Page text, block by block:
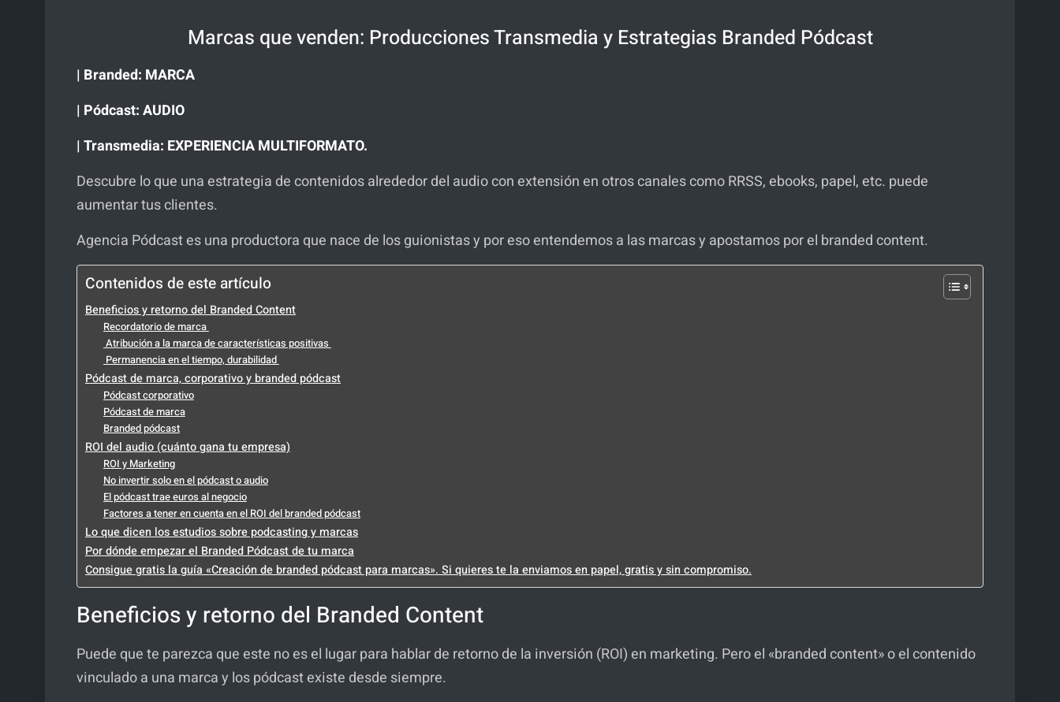
Marcas que venden: Producciones Transmedia y Estrategias Branded Pódcast
| Branded: MARCA
| Pódcast: AUDIO
| Transmedia: EXPERIENCIA MULTIFORMATO.
Descubre lo que una estrategia de contenidos alrededor del audio con extensión en otros canales como RRSS, ebooks, papel, etc. puede
aumentar tus clientes.
Agencia Pódcast es una productora que nace de los guionistas y por eso entendemos a las marcas y apostamos por el branded content.
Contenidos de este artículo
Beneficios y retorno del Branded Content
Recordatorio de marca
Atribución a la marca de características positivas
Permanencia en el tiempo, durabilidad
Pódcast de marca, corporativo y branded pódcast
Pódcast corporativo
Pódcast de marca
Branded pódcast
ROI del audio (cuánto gana tu empresa)
ROI y Marketing
No invertir solo en el pódcast o audio
El pódcast trae euros al negocio
Factores a tener en cuenta en el ROI del branded pódcast
Lo que dicen los estudios sobre podcasting y marcas
Por dónde empezar el Branded Pódcast de tu marca
Consigue gratis la guía «Creación de branded pódcast para marcas». Si quieres te la enviamos en papel, gratis y sin compromiso.
Beneficios y retorno del Branded Content
Puede que te parezca que este no es el lugar para hablar de retorno de la inversión (ROI) en marketing. Pero el «branded content» o el contenido
vinculado a una marca y los pódcast existe desde siempre.